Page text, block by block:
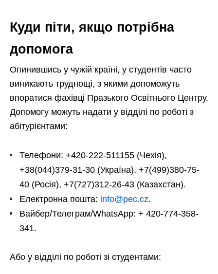
Куди піти, якщо потрібна
допомога
Опинившись у чужій країні, у студентів часто
виникають труднощі, з якими допоможуть
впоратися фахівці Празького Освітнього Центру.
Допомогу можуть надати у відділі по роботі з
абітурієнтами:
Телефони: +420-222-511155 (Чехія),
+38(044)379-31-30 (Україна), +7(499)380-75-
40 (Росія), +7(727)312-26-43 (Казахстан).
Електронна пошта: info@pec.cz.
Вайбер/Телеграм/WhatsApp: + 420-774-358-
341.
Або у відділі по роботі зі студентами: